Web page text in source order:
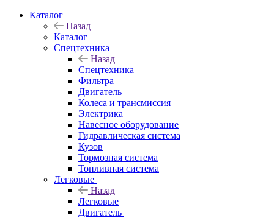
Каталог
Назад
Каталог
Спецтехника
Назад
Спецтехника
Фильтра
Двигатель
Колеса и трансмиссия
Электрика
Навесное оборудование
Гидравлическая система
Кузов
Тормозная система
Топливная система
Легковые
Назад
Легковые
Двигатель